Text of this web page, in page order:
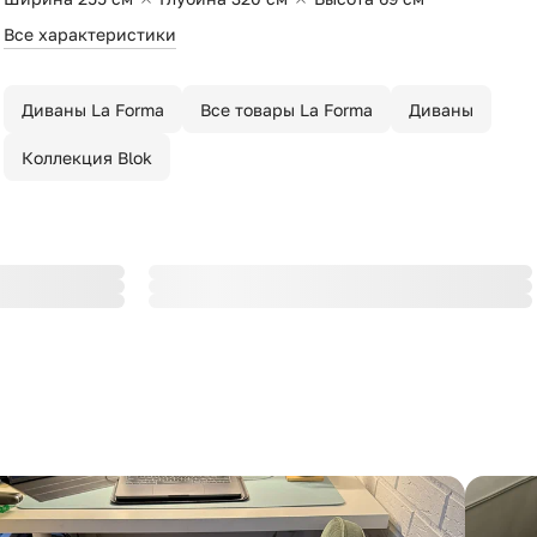
Все характеристики
Диваны La Forma Все товары La Forma Диваны
Коллекция Blok